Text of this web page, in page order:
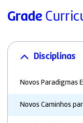
Grade
Disciplinas
Novos Paradigmas
Novos Caminhos